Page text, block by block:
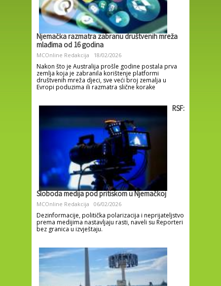
Njemačka razmatra zabranu društvenih mreža
mlađima od 16 godina
MCOnline Redakcija 18/02/2026
Nakon što je Australija prošle godine postala prva
zemlja koja je zabranila korištenje platformi
društvenih mreža djeci, sve veći broj zemalja u
Evropi poduzima ili razmatra slične korake
RSF:
Sloboda medija pod pritiskom u Njemačkoj
MCOnline Redakcija 06/02/2026
Dezinformacije, politička polarizacija i neprijateljstvo
prema medijima nastavljaju rasti, naveli su Reporteri
bez granica u izvještaju.